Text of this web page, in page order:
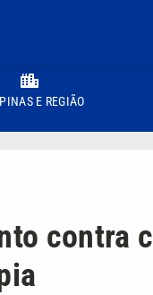
E REGIÃO
contra